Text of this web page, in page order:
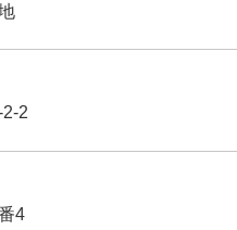
2
4